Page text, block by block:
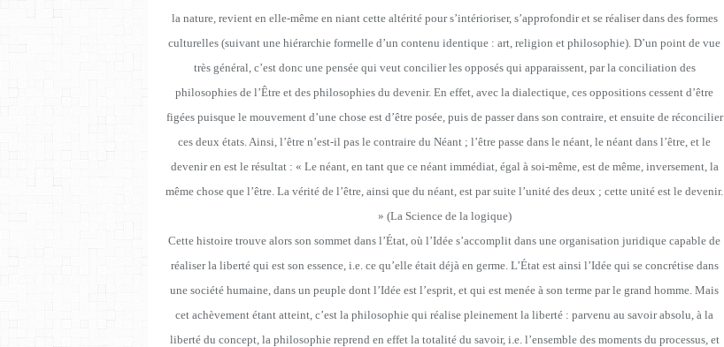
la nature, revient en elle-même en niant cette altérité pour s’intérioriser, s’approfondir et se réaliser dans des formes
culturelles (suivant une hiérarchie formelle d’un contenu identique : art, religion et philosophie). D’un point de vue
très général, c’est donc une pensée qui veut concilier les opposés qui apparaissent, par la conciliation des
philosophies de l’Être et des philosophies du devenir. En effet, avec la dialectique, ces oppositions cessent d’être
figées puisque le mouvement d’une chose est d’être posée, puis de passer dans son contraire, et ensuite de réconcilier
ces deux états. Ainsi, l’être n’est-il pas le contraire du Néant ; l’être passe dans le néant, le néant dans l’être, et le
devenir en est le résultat : « Le néant, en tant que ce néant immédiat, égal à soi-même, est de même, inversement, la
même chose que l’être. La vérité de l’être, ainsi que du néant, est par suite l’unité des deux ; cette unité est le devenir.
» (La Science de la logique)
Cette histoire trouve alors son sommet dans l’État, où l’Idée s’accomplit dans une organisation juridique capable de
réaliser la liberté qui est son essence, i.e. ce qu’elle était déjà en germe. L’État est ainsi l’Idée qui se concrétise dans
une société humaine, dans un peuple dont l’Idée est l’esprit, et qui est menée à son terme par le grand homme. Mais
cet achèvement étant atteint, c’est la philosophie qui réalise pleinement la liberté : parvenu au savoir absolu, à la
liberté du concept, la philosophie reprend en effet la totalité du savoir, i.e. l’ensemble des moments du processus, et